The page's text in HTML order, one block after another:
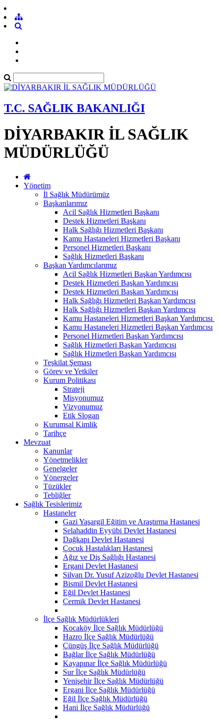
T.C. SAĞLIK BAKANLIĞI
DİYARBAKIR İL SAĞLIK
MÜDÜRLÜĞÜ
Yönetim
İl Sağlık Müdürümüz
Başkanlarımız
Acil Sağlık Hizmetleri Başkanı
Destek Hizmetleri Başkanı
Halk Sağlığı Hizmetleri Başkanı
Kamu Hastaneleri Hizmetleri Başkanı
Personel Hizmetleri Başkanı
Sağlık Hizmetleri Başkanı
Başkan Yardımcılarımız
Acil Sağlık Hizmetleri Başkan Yardımcısı
Destek Hizmetleri Başkan Yardımcısı
Destek Hizmetleri Başkan Yardımcısı
Halk Sağlığı Hizmetleri Başkan Yardımcısı
Halk Sağlığı Hizmetleri Başkan Yardımcısı
Kamu Hastaneleri Hizmetleri Başkan Yardımcısı ​
Kamu Hastaneleri Hizmetleri Başkan Yardımcısı
Personel Hizmetleri Başkan Yardımcısı
Sağlık Hizmetleri Başkan Yardımcısı
Sağlık Hizmetleri Başkan Yardımcısı
Teşkilat Şeması
Görev ve Yetkiler
Kurum Politikası
Strateji
Misyonumuz
Vizyonumuz
Etik Slogan
Kurumsal Kimlik
Tarihçe
Mevzuat
Kanunlar
Yönetmelikler
Genelgeler
Yönergeler
Tüzükler
Tebliğler
Sağlık Tesislerimiz
Hastaneler
Gazi Yaşargil Eğitim ve Araştırma Hastanesi
Selahaddin Eyyübi Devlet Hastanesi
Dağkapı Devlet Hastanesi
Çocuk Hastalıkları Hastanesi
Ağız ve Diş Sağlığı Hastanesi
Ergani Devlet Hastanesi
Silvan Dr. Yusuf Azizoğlu Devlet Hastanesi
Bismil Devlet Hastanesi
Eğil Devlet Hastanesi
Çermik Devlet Hastanesi
İlçe Sağlık Müdürlükleri
Kocaköy İlçe Sağlık Müdürlüğü
Hazro İlçe Sağlık Müdürlüğü
Çüngüş İlçe Sağlık Müdürlüğü
Bağlar İlçe Sağlık Müdürlüğü
Kayapınar İlçe Sağlık Müdürlüğü
Sur İlçe Sağlık Müdürlüğü
Yenişehir İlçe Sağlık Müdürlüğü
Ergani İlçe Sağlık Müdürlüğü
Eğil İlçe Sağlık Müdürlüğü
Hani İlçe Sağlık Müdürlüğü